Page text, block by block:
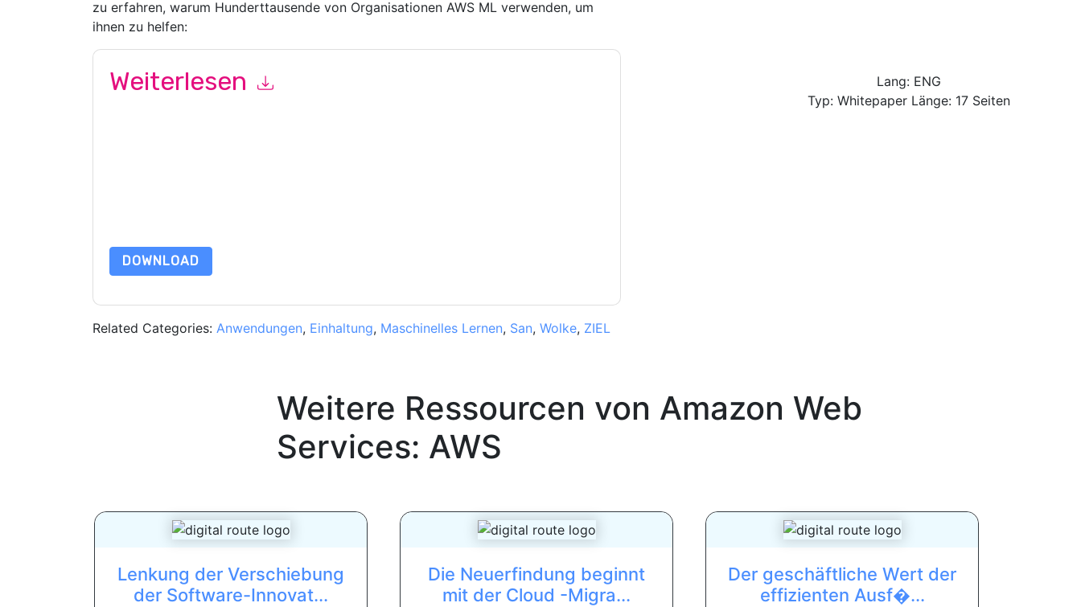
zu erfahren, warum Hunderttausende von Organisationen AWS ML verwenden, um
ihnen zu helfen:
Weiterlesen
DOWNLOAD
Related Categories: Anwendungen, Einhaltung, Maschinelles Lernen, San, Wolke, ZIEL
Lang: ENG
Typ: Whitepaper Länge: 17 Seiten
Weitere Ressourcen von Amazon Web
Services: AWS
Lenkung der Verschiebung
der Software-Innovat...
Die Neuerfindung beginnt
mit der Cloud -Migra...
Der geschäftliche Wert der
effizienten Ausf�...